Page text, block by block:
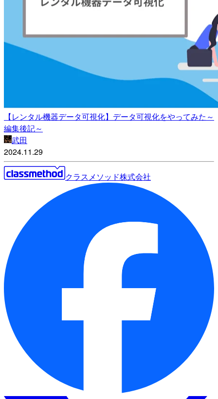
【レンタル機器データ可視化】データ可視化をやってみた～
編集後記～
武田
2024.11.29
クラスメソッド株式会社